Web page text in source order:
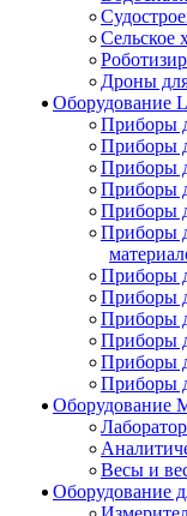
Сельское
Дроны
Оборудование
Приборы
Приборы
Приборы
Приборы
Приборы
Приборы
Приборы
Приборы
Приборы
Приборы
Приборы
Приборы
Оборудование
Весы и
Оборудование